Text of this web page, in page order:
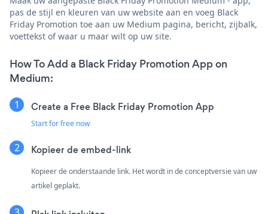
pas de stijl en kleuren van uw website aan en voeg Black
Friday Promotion toe aan uw Medium pagina, bericht, zijbalk,
voettekst of waar u maar wilt op uw site.
How To Add a Black Friday Promotion App on
Medium:
Create a Free Black Friday Promotion App
Start for free now
Kopieer de embed-link
Kopieer de onderstaande link. Het wordt in de conceptversie van uw
artikel geplakt.